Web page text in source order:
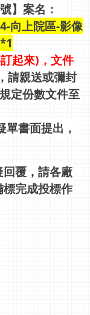
】案名：
向上院區-影像
起來)，文件
，請親送或彌封
定份數文件至
書面提出，
覆，請各廠
完成投標作